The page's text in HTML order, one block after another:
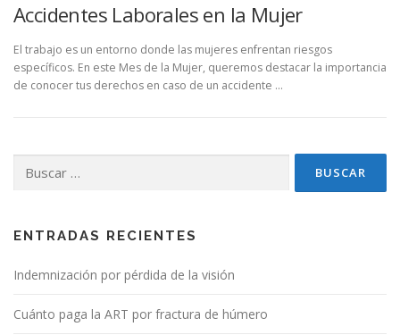
Accidentes Laborales en la Mujer
El trabajo es un entorno donde las mujeres enfrentan riesgos
específicos. En este Mes de la Mujer, queremos destacar la importancia
de conocer tus derechos en caso de un accidente …
ENTRADAS RECIENTES
Indemnización por pérdida de la visión
Cuánto paga la ART por fractura de húmero